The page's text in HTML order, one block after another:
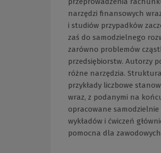
narzędzi finansowych
i studiów przypadków
zaś do samodzielnego
zarówno problemów
przedsiębiorstw. Autorzy
różne narzędzia.
przykłady liczbowe
wraz, z podanymi na
opracowane
wykładów i ćwiczeń
pomocna dla